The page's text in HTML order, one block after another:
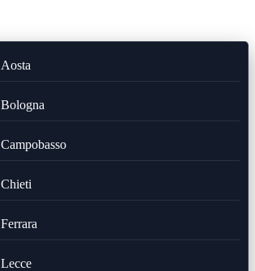
Aosta
Bologna
Campobasso
Chieti
Ferrara
Lecce